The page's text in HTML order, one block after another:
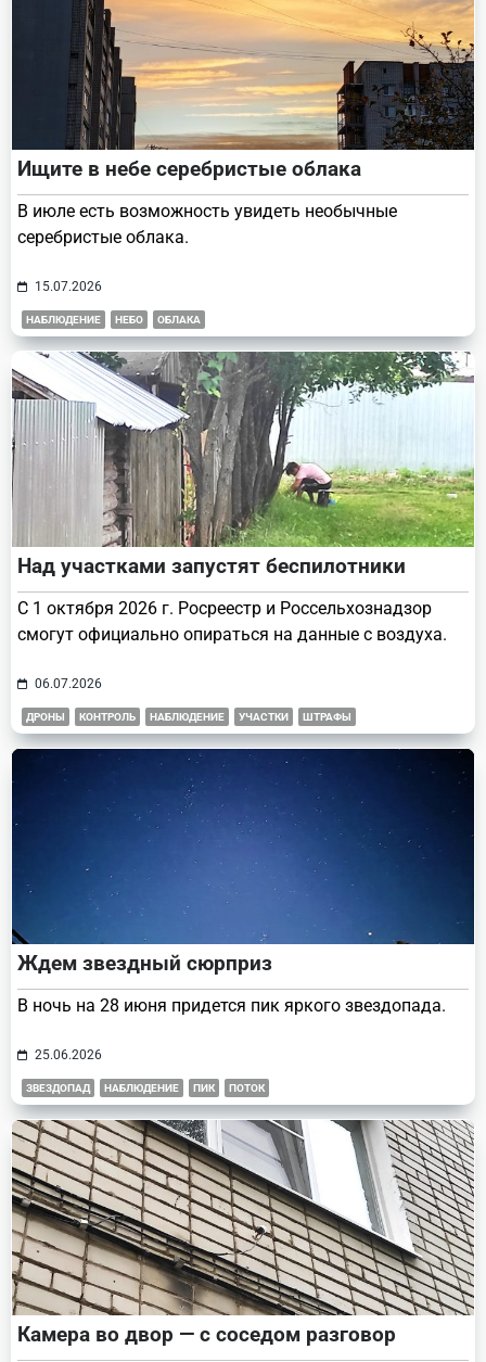
Ищите в небе серебристые облака
В июле есть возможность увидеть необычные
серебристые облака.
15.07.2026
НАБЛЮДЕНИЕ НЕБО ОБЛАКА
Над участками запустят беспилотники
С 1 октября 2026 г. Росреестр и Россельхознадзор
смогут официально опираться на данные с воздуха.
06.07.2026
ДРОНЫ КОНТРОЛЬ НАБЛЮДЕНИЕ УЧАСТКИ ШТРАФЫ
Ждем звездный сюрприз
В ночь на 28 июня придется пик яркого звездопада.
25.06.2026
ЗВЕЗДОПАД НАБЛЮДЕНИЕ ПИК ПОТОК
Камера во двор — с соседом разговор